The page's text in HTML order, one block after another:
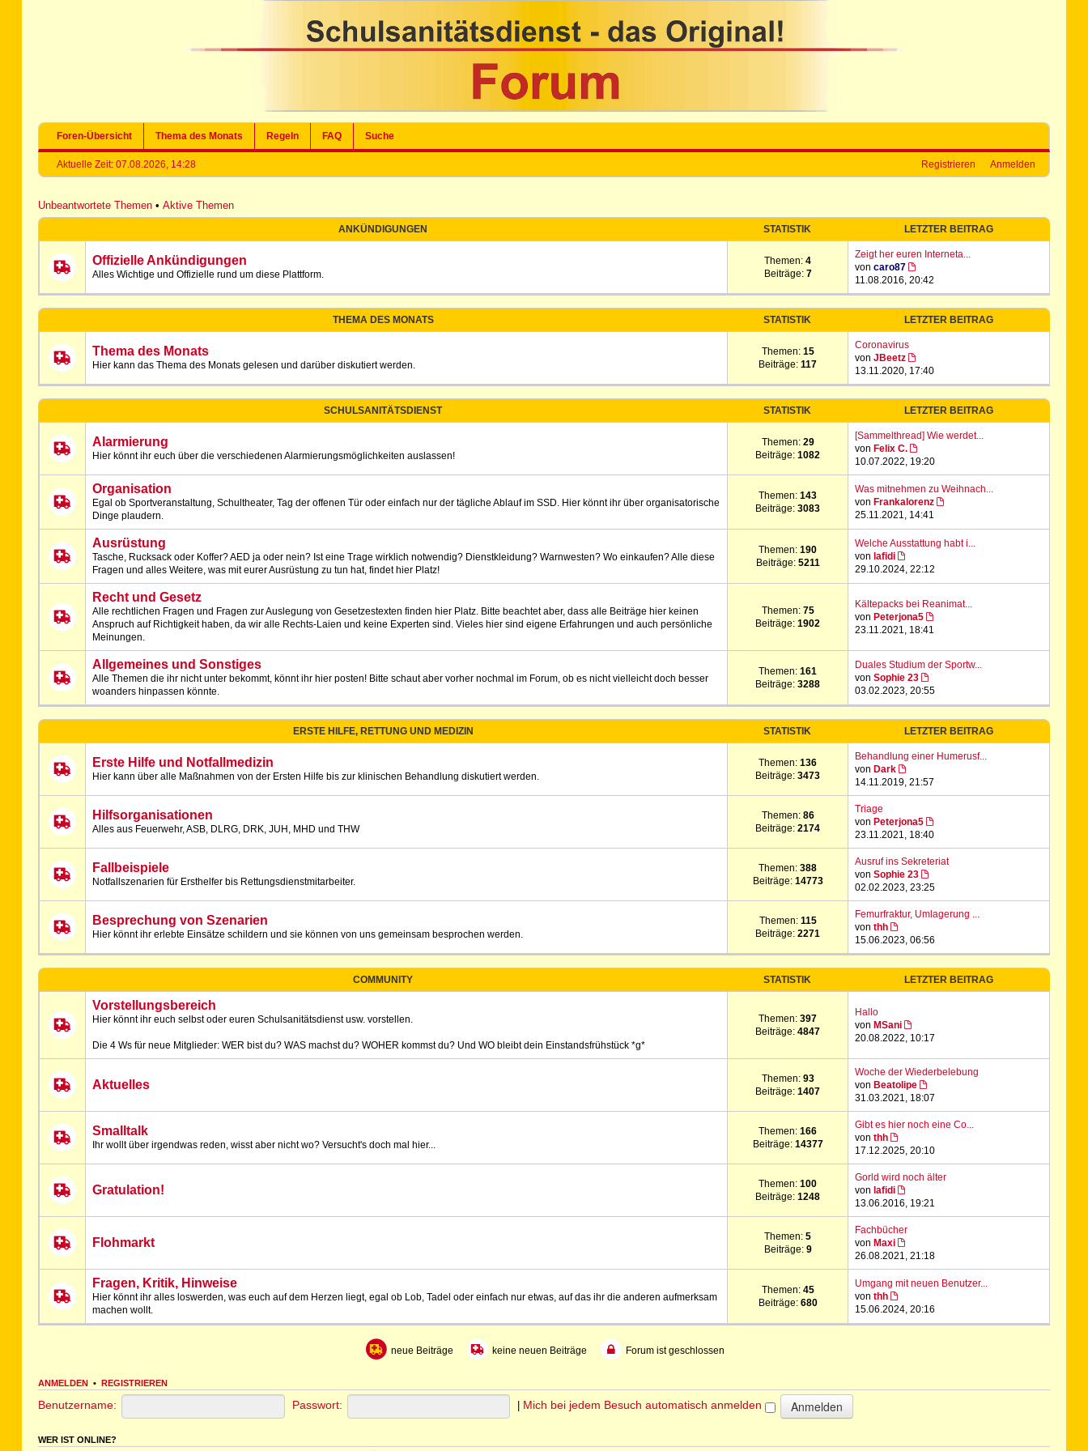
Foren-Übersicht Thema des Monats Regeln FAQ Suche
Aktuelle Zeit: 07.08.2026, 14:28 Registrieren Anmelden
Unbeantwortete Themen •Aktive Themen
ANKÜNDIGUNGEN STATISTIK LETZTER BEITRAG
Offizielle Ankündigungen
Alles Wichtige und Offizielle rund um diese Plattform.
Themen:4
Beiträge: 7
Zeigt her euren Interneta...
voncaro87
11.08.2016, 20:42
THEMA DES MONATS STATISTIK LETZTER BEITRAG
Thema des Monats
Hier kann das Thema des Monats gelesen und darüber diskutiert werden.
Themen: 15
Beiträge:117
Coronavirus
vonJBeetz
13.11.2020, 17:40
SCHULSANITÄTSDIENST STATISTIK LETZTER BEITRAG
Alarmierung
Hier könnt ihr euch über die verschiedenen Alarmierungsmöglichkeiten auslassen!
Themen: 29
Beiträge:1082
[Sammelthread] Wie werdet...
von Felix C.
10.07.2022, 19:20
Organisation
Egal ob Sportveranstaltung, Schultheater, Tag der offenen Tür oder einfach nur der tägliche Ablauf im SSD. Hier könnt ihr über organisatorische
Dinge plaudern.
Themen:143
Beiträge:3083
Was mitnehmen zu Weihnach...
von Frankalorenz
25.11.2021, 14:41
Ausrüstung
Tasche, Rucksack oder Koffer? AED ja oder nein? Ist eine Trage wirklich notwendig? Dienstkleidung? Warnwesten? Wo einkaufen? Alle diese
Fragen und alles Weitere, was mit eurer Ausrüstung zu tun hat, findet hier Platz!
Themen:190
Beiträge: 5211
Welche Ausstattung habt i...
von lafidi
29.10.2024, 22:12
Recht und Gesetz
Alle rechtlichen Fragen und Fragen zur Auslegung von Gesetzestexten finden hier Platz. Bitte beachtet aber, dass alle Beiträge hier keinen
Anspruch auf Richtigkeit haben, da wir alle Rechts-Laien und keine Experten sind. Vieles hier sind eigene Erfahrungen und auch persönliche
Meinungen.
Themen: 75
Beiträge:1902
Kältepacks bei Reanimat...
von Peterjona5
23.11.2021, 18:41
Allgemeines und Sonstiges
Alle Themen die ihr nicht unter bekommt, könnt ihr hier posten! Bitte schaut aber vorher nochmal im Forum, ob es nicht vielleicht doch besser
woanders hinpassen könnte.
Themen:161
Beiträge:3288
Duales Studium der Sportw...
vonSophie 23
03.02.2023, 20:55
ERSTE HILFE, RETTUNG UND MEDIZIN STATISTIK LETZTER BEITRAG
Erste Hilfe und Notfallmedizin
Hier kann über alle Maßnahmen von der Ersten Hilfe bis zur klinischen Behandlung diskutiert werden.
Themen:136
Beiträge:3473
Behandlung einer Humerusf...
von Dark
14.11.2019, 21:57
Hilfsorganisationen
Alles aus Feuerwehr, ASB, DLRG, DRK, JUH, MHD und THW
Themen: 86
Beiträge:2174
Triage
von Peterjona5
23.11.2021, 18:40
Fallbeispiele
Notfallszenarien für Ersthelfer bis Rettungsdienstmitarbeiter.
Themen:388
Beiträge: 14773
Ausruf ins Sekreteriat
vonSophie 23
02.02.2023, 23:25
Besprechung von Szenarien
Hier könnt ihr erlebte Einsätze schildern und sie können von uns gemeinsam besprochen werden.
Themen: 115
Beiträge:2271
Femurfraktur, Umlagerung ...
vonthh
15.06.2023, 06:56
COMMUNITY STATISTIK LETZTER BEITRAG
Vorstellungsbereich
Hier könnt ihr euch selbst oder euren Schulsanitätsdienst usw. vorstellen.
Die 4 Ws für neue Mitglieder: WER bist du? WAS machst du? WOHER kommst du? Und WO bleibt dein Einstandsfrühstück *g*
Themen:397
Beiträge:4847
Hallo
von MSani
20.08.2022, 10:17
Aktuelles Themen: 93
Beiträge:1407
Woche der Wiederbelebung
von Beatolipe
31.03.2021, 18:07
Smalltalk
Ihr wollt über irgendwas reden, wisst aber nicht wo? Versucht's doch mal hier...
Themen:166
Beiträge: 14377
Gibt es hier noch eine Co...
vonthh
17.12.2025, 20:10
Gratulation! Themen:100
Beiträge:1248
Gorld wird noch älter
von lafidi
13.06.2016, 19:21
Flohmarkt Themen:5
Beiträge: 9
Fachbücher
von Maxi
26.08.2021, 21:18
Fragen, Kritik, Hinweise
Hier könnt ihr alles loswerden, was euch auf dem Herzen liegt, egal ob Lob, Tadel oder einfach nur etwas, auf das ihr die anderen aufmerksam
machen wollt.
Themen: 45
Beiträge: 680
Umgang mit neuen Benutzer...
vonthh
15.06.2024, 20:16
neue Beiträge keine neuen Beiträge Forum ist geschlossen
ANMELDEN •REGISTRIEREN
Benutzername: Passwort: Mich bei jedem Besuch automatisch anmelden
WER IST ONLINE?